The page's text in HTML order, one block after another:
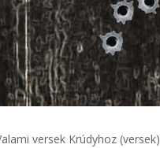
versek Krúdyhoz (versek)